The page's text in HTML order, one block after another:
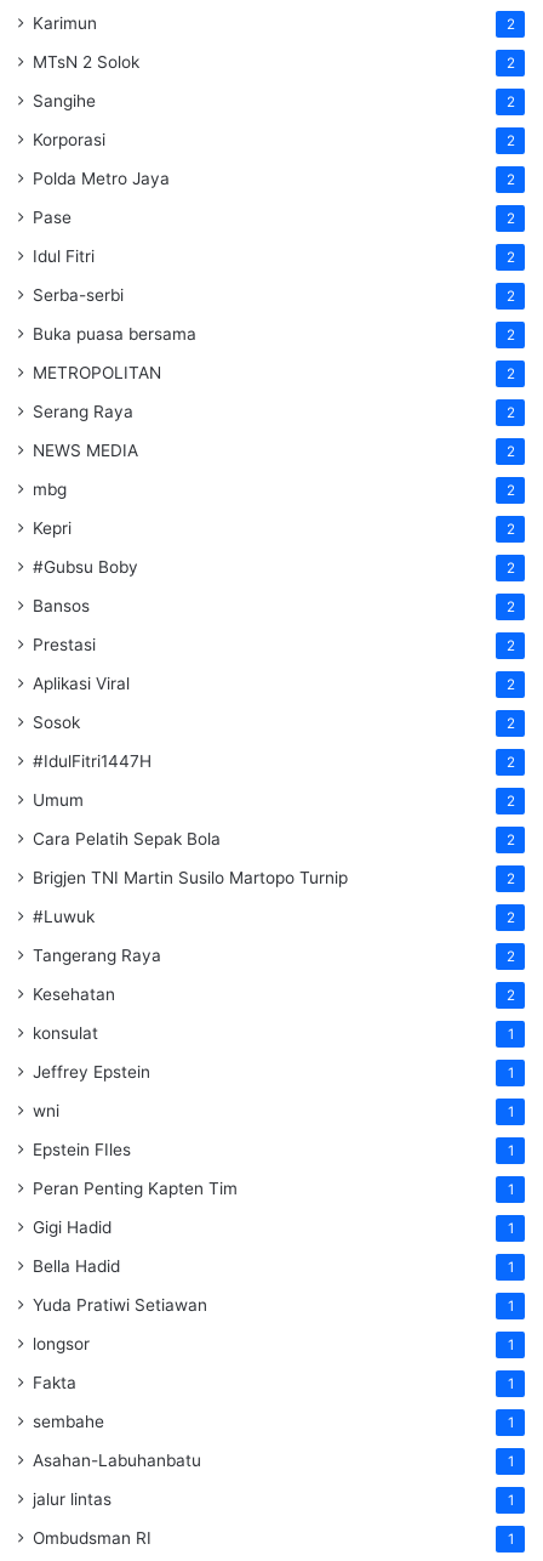
Karimun 2
MTsN 2 Solok 2
Sangihe 2
Korporasi 2
Polda Metro Jaya 2
Pase 2
Idul Fitri 2
Serba-serbi 2
Buka puasa bersama 2
METROPOLITAN 2
Serang Raya 2
NEWS MEDIA 2
mbg 2
Kepri 2
#Gubsu Boby 2
Bansos 2
Prestasi 2
Aplikasi Viral 2
Sosok 2
#IdulFitri1447H 2
Umum 2
Cara Pelatih Sepak Bola 2
Brigjen TNI Martin Susilo Martopo Turnip 2
#Luwuk 2
Tangerang Raya 2
Kesehatan 2
konsulat 1
Jeffrey Epstein 1
wni 1
Epstein FIles 1
Peran Penting Kapten Tim 1
Gigi Hadid 1
Bella Hadid 1
Yuda Pratiwi Setiawan 1
longsor 1
Fakta 1
sembahe 1
Asahan-Labuhanbatu 1
jalur lintas 1
Ombudsman RI 1